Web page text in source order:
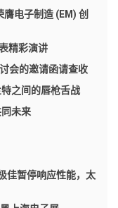
电子制造 (EM) 创
精彩演讲
会的邀请函请查收
之间的唇枪舌战
未来
佳暂停响应性能，太